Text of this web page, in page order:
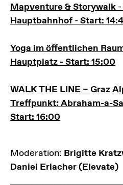
Mapventure & Storywalk -
Hauptbahnhof- Start:
Yoga im öffentlichen
Hauptplatz -Start: 15:00
WALK THE LINE – Graz
Treffpunkt: Abraham-a-
Start: 16:00
Moderation: Brigitte
Daniel Erlacher (Elevate)